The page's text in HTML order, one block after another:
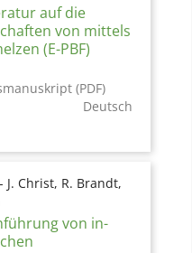
auf die
von mittels
(E-PBF)
(PDF)
Deutsch
J. Christ, R. Brandt,
von in-